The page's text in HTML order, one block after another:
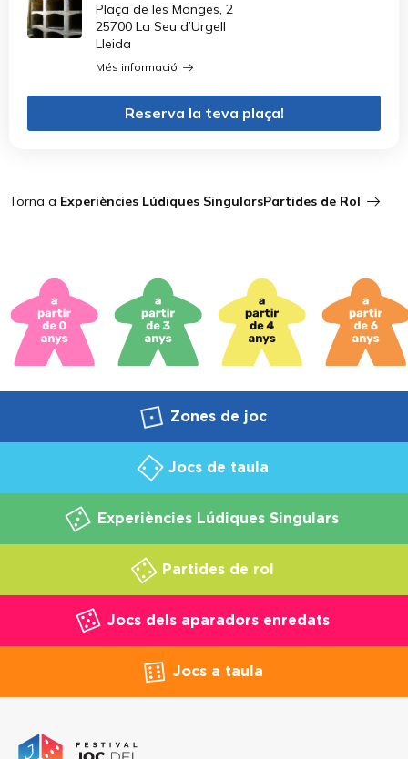
Plaça de les Monges, 2
25700 La Seu d’Urgell
Lleida
Més informació
Reserva la teva plaça!
Torna a Experiències Lúdiques SingularsPartides de Rol
Zones de joc
Jocs de taula
Experiències Lúdiques Singulars
Partides de rol
Jocs dels aparadors enredats
Jocs a taula